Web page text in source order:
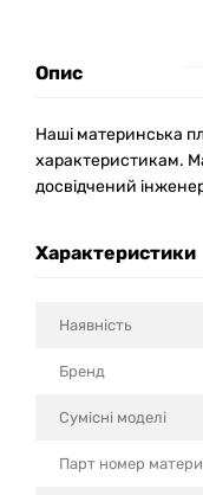
Опис
Наші материнська
характеристикам.
досвідчений
Характеристики
Наявність
Бренд
Сумісні моделi
Парт номер